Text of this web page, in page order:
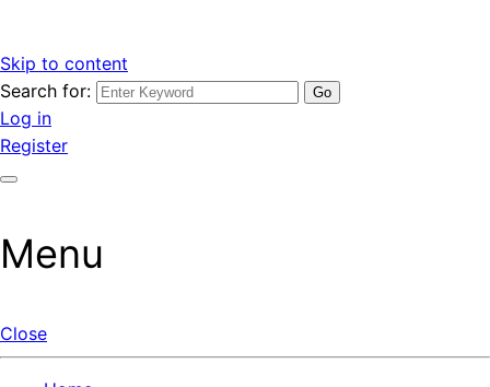
Skip to content
รับจ้างโพสต์ขายบ้านราคาถูก รับโพสต์ลงเว็บขายบ้าน ที่ดิน อสัง
หา โพสต์คุณภาพ ราคาคุ้มค่า แตกต่างกว่า
เว็บไซต์ รับจ้างโพสต์ขายบ้านราคาถูก อสังหา ทีดิน โพสต์ลงเว็บ
ขายบ้าน รับโพสต์ที่ดิน อสังหา เน้นผลงาน รับรองคุณภาพ ติดกู
เกิ้ลหน้าแรกทุกโพสต์ได้จริง ที่เดียวในไทย
Search for:
Log in
Register
Menu
Close